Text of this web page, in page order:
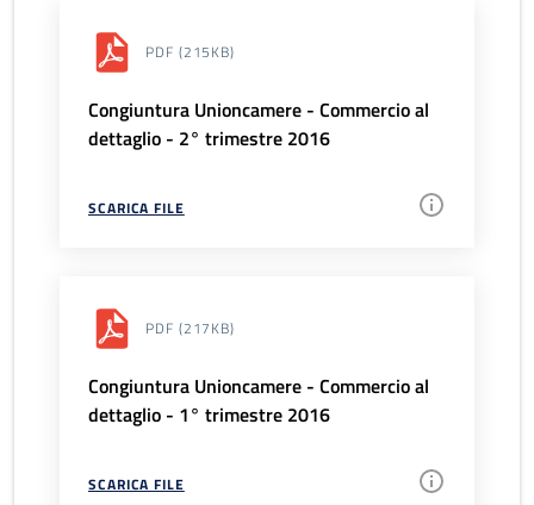
PDF (215KB)
Congiuntura Unioncamere - Commercio al
dettaglio - 2° trimestre 2016
SCARICA FILE
PDF (217KB)
Congiuntura Unioncamere - Commercio al
dettaglio - 1° trimestre 2016
SCARICA FILE